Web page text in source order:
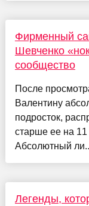
Фирменный
Шевченко
сообщество
После
Валентину
подросток,
старше ее на 11
Абсолютный
Легенды,